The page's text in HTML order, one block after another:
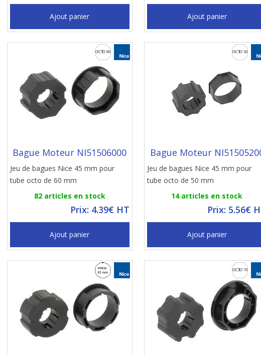
Ajout panier Ajout panier
Bague Moteur NI51506000
Jeu de bagues Nice 45 mm pour
tube octo de 60 mm
82 articles en stock
Prix: 4.39€ HT
Ajout panier
Bague Moteur
Jeu de bagues Nice 45 mm pour
tube octo de 50 mm
14 articles en stock
Prix: 5.56€
Ajout panier